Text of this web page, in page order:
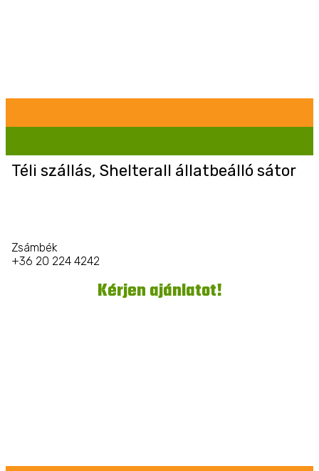
Téli szállás, Shelterall állatbeálló sátor
Zsámbék
+36 20 224 4242
Kérjen ajánlatot!